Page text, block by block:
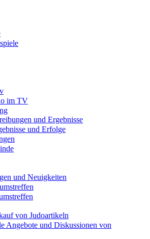
im TV
und Ergebnisse
und Erfolge
und Neuigkeiten
von Judoartikeln
und Diskussionen von